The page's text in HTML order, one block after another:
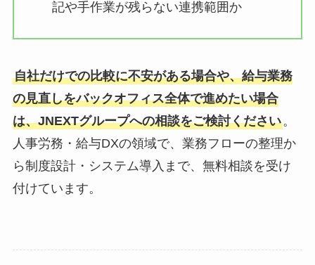
記や手作業が残らない連携範囲か
自社だけでの比較に不安がある場合や、給与業務
の見直しをバックオフィス全体で進めたい場合
は、JNEXTグループへの相談をご検討ください。
人事労務・給与DXの領域で、業務フローの整理か
ら制度設計・システム導入まで、無料相談を受け
付けています。